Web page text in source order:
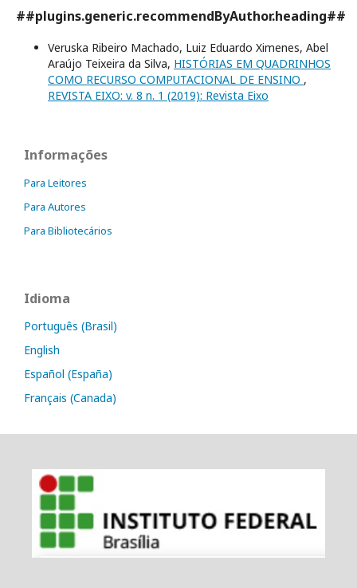
##plugins.generic.recommendByAuthor.heading##
Veruska Ribeiro Machado, Luiz Eduardo Ximenes, Abel
Araújo Teixeira da Silva, HISTÓRIAS EM QUADRINHOS
COMO RECURSO COMPUTACIONAL DE ENSINO ,
REVISTA EIXO: v. 8 n. 1 (2019): Revista Eixo
Informações
Para Leitores
Para Autores
Para Bibliotecários
Idioma
Português (Brasil)
English
Español (España)
Français (Canada)